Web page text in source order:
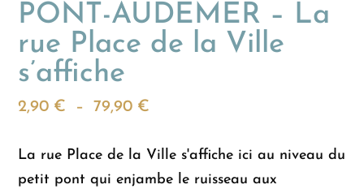
PONT-AUDEMER – La
rue Place de la Ville
s’affiche
2,90 € – 79,90 €
prix :
2,90 €
La rue Place de la Ville s'affiche ici au niveau du
petit pont qui enjambe le ruisseau aux